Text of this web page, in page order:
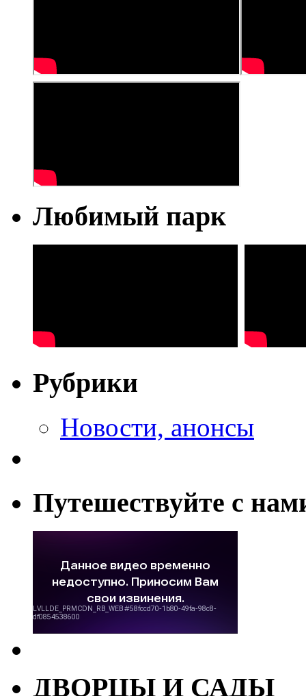
Любимый парк
Рубрики
Новости, анонсы
Путешествуйте с
ДВОРЦЫ И САДЫ